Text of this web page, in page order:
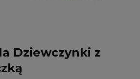
Dziewczynki z